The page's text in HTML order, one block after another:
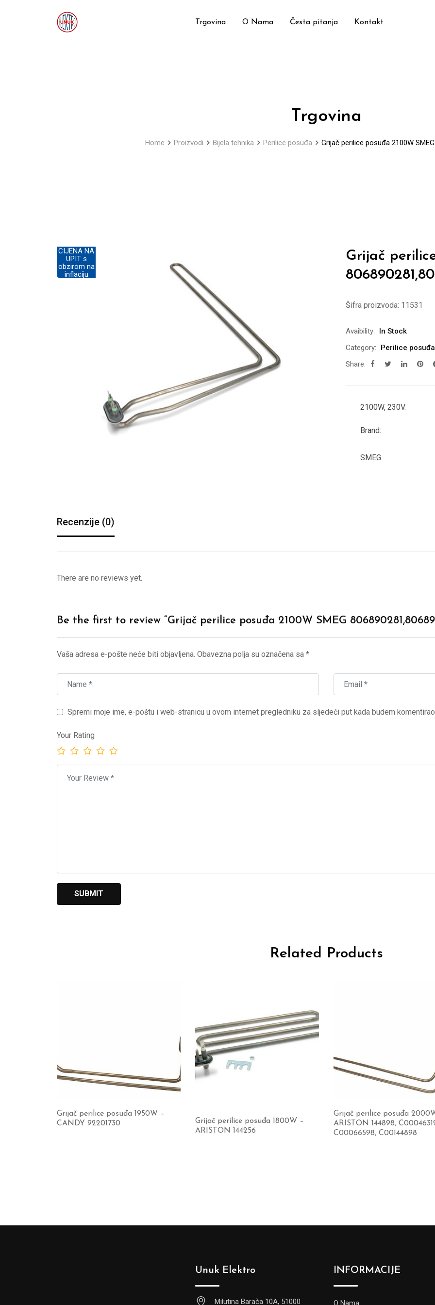
Trgovina O Nama Česta pitanja Kontakt
Trgovina
Home Proizvodi Bijela tehnika Perilice posuđa Grijač perilice posuđa 2100W
CIJENA NA
UPIT s
obzirom na
inflaciju
Grijač
Šifra proizvoda: 11531
Avaibility:
In Stock
Category:
Perilice posuđa
Share:
2100W, 230V.
Brand:
SMEG
Recenzije (0)
There are no reviews yet.
Be the first to review “Grijač perilice posuđa 2100W SMEG
Vaša adresa e-pošte neće biti objavljena. Obavezna polja su označena sa *
Spremi moje ime, e-poštu i web-stranicu u ovom internet pregledniku za sljedeći put kada budem
Your Rating
Related Products
Grijač perilice posuđa 1950W –
CANDY 92201730
Grijač perilice posuđa 1800W –
ARISTON 144256
Grijač perilice posuđa
ARISTON 144898,
C00066598, C00144898
Unuk Elektro
Milutina Barača 10A, 51000
INFORMACIJE
O Nama